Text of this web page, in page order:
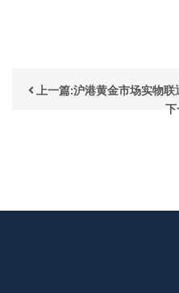
上一篇:沪港黄金市场实物联
下